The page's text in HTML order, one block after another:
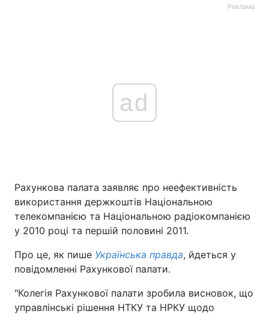
Україна Політика
Економіка Світ
Техно і зв'язок Лайт
Зброя Інциденти
Реклама
ad
Рахункова палата заявляє про неефективність
використання держкоштів Національною
телекомпанією та Національною радіокомпанією
у 2010 році та першій половині 2011.
Про це, як пише Українська правда, йдеться у
повідомленні Рахункової палати.
"Колегія Рахункової палати зробила висновок, що
управлінські рішення НТКУ та НРКУ щодо